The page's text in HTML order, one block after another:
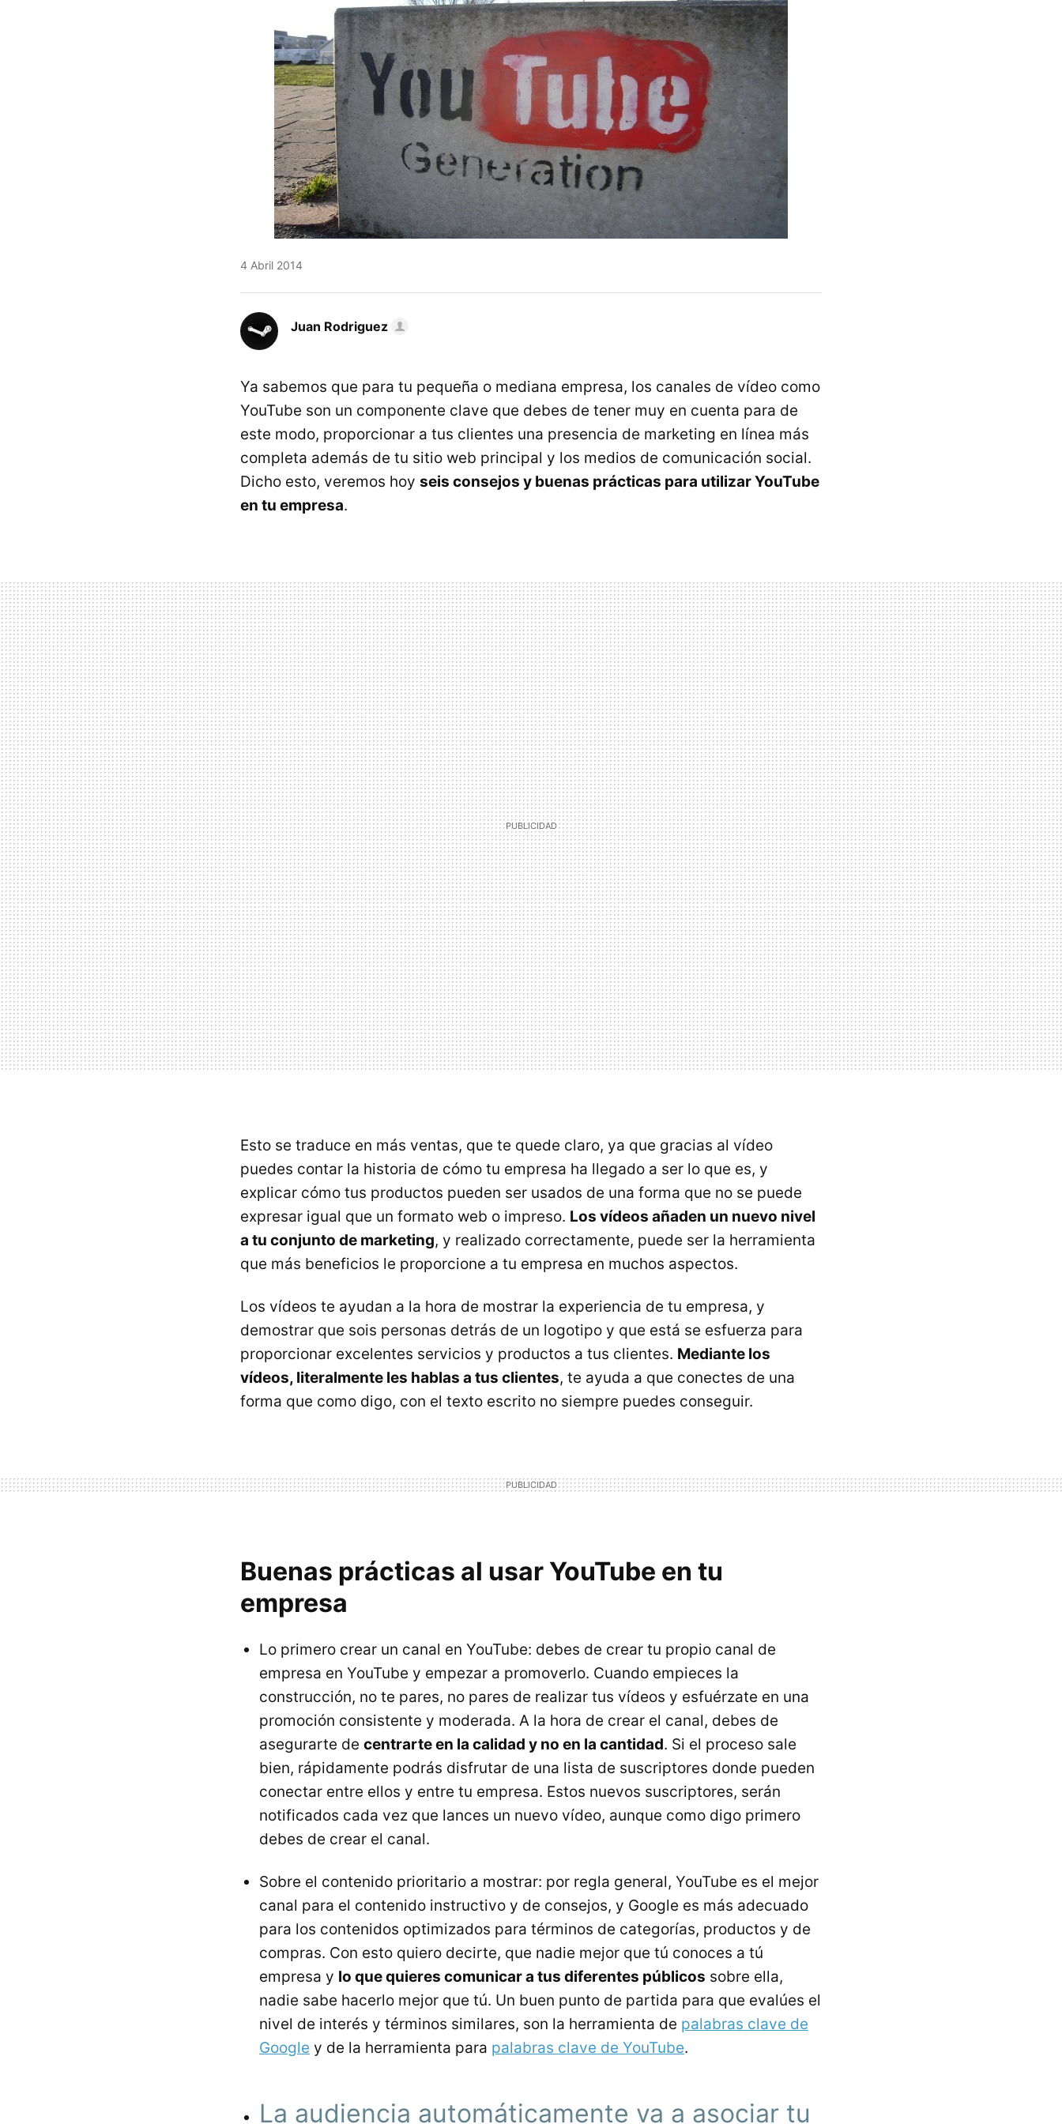
4 Abril 2014
Juan Rodriguez
Ya sabemos que para tu pequeña o mediana empresa, los canales de vídeo como
YouTube son un componente clave que debes de tener muy en cuenta para de
este modo, proporcionar a tus clientes una presencia de marketing en línea más
completa además de tu sitio web principal y los medios de comunicación social.
Dicho esto, veremos hoy seis consejos y buenas prácticas para utilizar YouTube
en tu empresa.
Esto se traduce en más ventas, que te quede claro, ya que gracias al vídeo
puedes contar la historia de cómo tu empresa ha llegado a ser lo que es, y
explicar cómo tus productos pueden ser usados de una forma que no se puede
expresar igual que un formato web o impreso. Los vídeos añaden un nuevo nivel
a tu conjunto de marketing, y realizado correctamente, puede ser la herramienta
que más beneficios le proporcione a tu empresa en muchos aspectos.
Los vídeos te ayudan a la hora de mostrar la experiencia de tu empresa, y
demostrar que sois personas detrás de un logotipo y que está se esfuerza para
proporcionar excelentes servicios y productos a tus clientes. Mediante los
vídeos, literalmente les hablas a tus clientes, te ayuda a que conectes de una
forma que como digo, con el texto escrito no siempre puedes conseguir.
Buenas prácticas al usar YouTube en tu
empresa
Lo primero crear un canal en YouTube: debes de crear tu propio canal de
empresa en YouTube y empezar a promoverlo. Cuando empieces la
construcción, no te pares, no pares de realizar tus vídeos y esfuérzate en una
promoción consistente y moderada. A la hora de crear el canal, debes de
asegurarte de centrarte en la calidad y no en la cantidad. Si el proceso sale
bien, rápidamente podrás disfrutar de una lista de suscriptores donde pueden
conectar entre ellos y entre tu empresa. Estos nuevos suscriptores, serán
notificados cada vez que lances un nuevo vídeo, aunque como digo primero
debes de crear el canal.
Sobre el contenido prioritario a mostrar: por regla general, YouTube es el mejor
canal para el contenido instructivo y de consejos, y Google es más adecuado
para los contenidos optimizados para términos de categorías, productos y de
compras. Con esto quiero decirte, que nadie mejor que tú conoces a tú
empresa y lo que quieres comunicar a tus diferentes públicos sobre ella,
nadie sabe hacerlo mejor que tú. Un buen punto de partida para que evalúes el
nivel de interés y términos similares, son la herramienta de palabras clave de
Google y de la herramienta para palabras clave de YouTube.
La audiencia automáticamente va a asociar tu